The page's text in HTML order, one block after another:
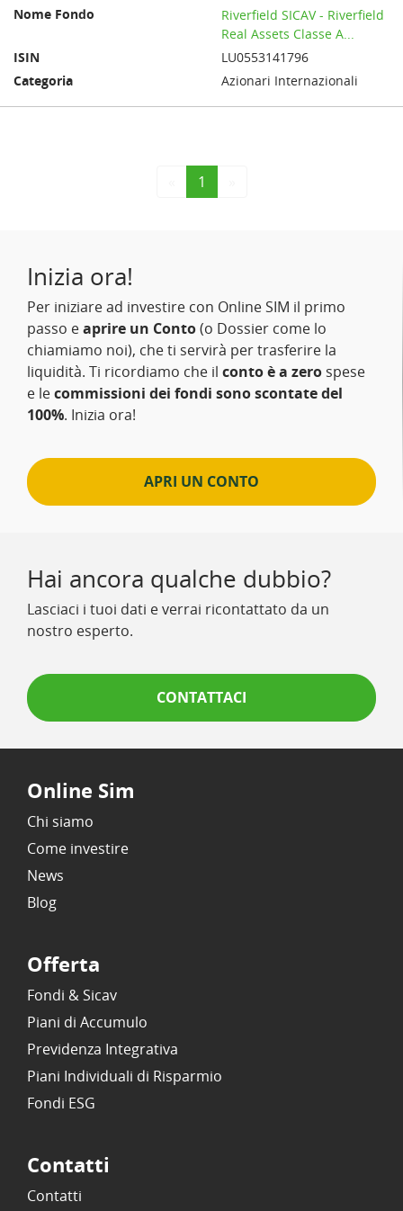
Riverfield SICAV - Riverfield
Real Assets Classe A...
LU0553141796
Azionari Internazionali
1
Inizia ora!
Per iniziare ad investire con Online SIM il primo
passo eaprire un Conto(o Dossier come lo
chiamiamo noi), che ti servirà per trasferire la
liquidità. Ti ricordiamo che il conto è a zero spese
e lecommissioni dei fondi sono scontate del
100%. Inizia ora!
APRI UN CONTO
Hai ancora qualche dubbio?
Lasciaci i tuoi dati e verrai ricontattato da un
nostro esperto.
CONTATTACI
Online Sim
Chi siamo
Come investire
News
Blog
Offerta
Fondi & Sicav
Piani di Accumulo
Previdenza Integrativa
Piani Individuali di Risparmio
Fondi ESG
Contatti
Contatti